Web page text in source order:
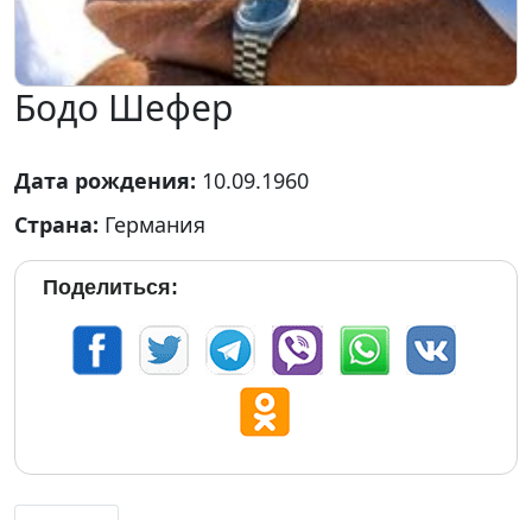
Бодо Шефер
Дата рождения: 10.09.1960
Страна: Германия
Поделиться: